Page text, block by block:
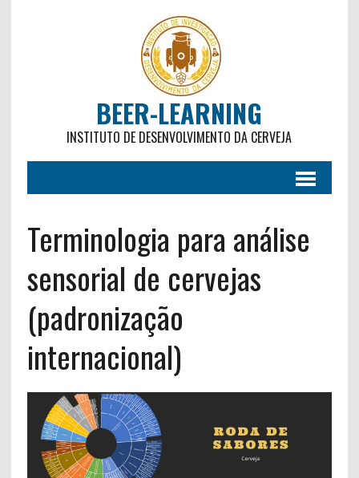
BEER-LEARNING
INSTITUTO DE DESENVOLVIMENTO DA CERVEJA
Terminologia para análise
sensorial de cervejas
(padronização
internacional)